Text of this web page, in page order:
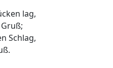
lag,
Schlag,